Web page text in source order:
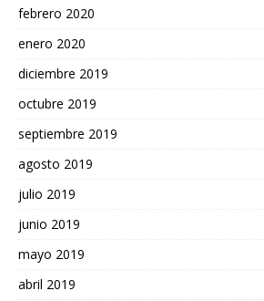
febrero 2020
enero 2020
diciembre 2019
octubre 2019
septiembre 2019
agosto 2019
julio 2019
junio 2019
mayo 2019
abril 2019